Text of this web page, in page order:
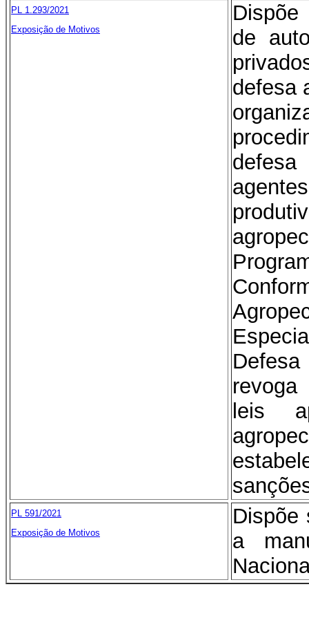
PL 1.293/2021
Exposição de Motivos
de
defesa
leis
PL 591/2021
Exposição de Motivos
Dispõe
a